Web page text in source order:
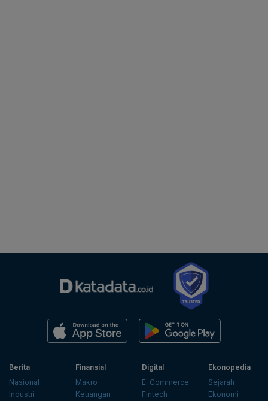
Berita
Nasional
Industri
Finansial
Makro
Keuangan
Digital
E-Commerce
Fintech
Ekonopedia
Sejarah
Ekonomi